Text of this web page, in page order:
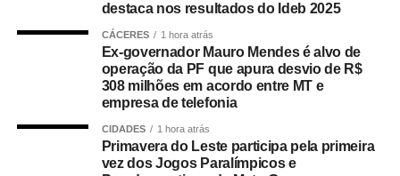
Diversos projetos da mostra incorporam recursos de
acessibilidade como parte da linguagem dos ambientes.
Entre eles, destaca‑se o “Nota em Linhas”, de Rafaella
Manso, que dispõe de elevador para o pavimento
superior; o Restaurante Raiz, de Marta Martins, que
integra soluções de acessibilidade ao seu layout; “A
Poética do Ritmo”, de Isabella Nalon, concebido para
receber visitantes por meio de elevador; e a Casa da
destaca nos resultados do Ideb 2025
CÁCERES 1 hora atrás
Ex-governador Mauro Mendes é alvo de
operação da PF que apura desvio de R$
308 milhões em acordo entre MT e
empresa de telefonia
CIDADES 1 hora atrás
Primavera do Leste participa pela primeira
vez dos Jogos Paralímpicos e